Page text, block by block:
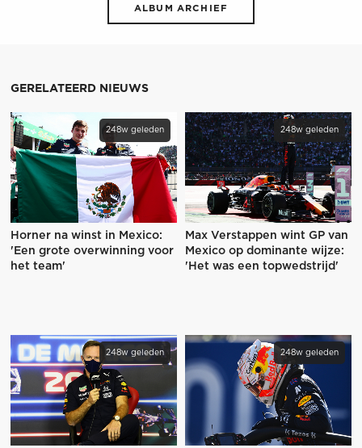
ALBUM ARCHIEF
GERELATEERD NIEUWS
248w geleden
Horner na winst in Mexico:
'Een grote overwinning voor
het team'
248w geleden
Max Verstappen wint GP van
Mexico op dominante wijze:
'Het was een topwedstrijd'
248w geleden 248w geleden